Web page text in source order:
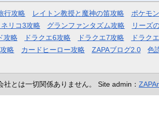
行攻略 レイトン教授と魔神の笛攻略 ポケモ
リコ3攻略 グランファンタズム攻略 リーズ
攻略 ドラクエ6攻略 ドラクエ7攻略 ドラク
略 カードヒーロー攻略 ZAPAブログ2.0 色
とは一切関係ありません。 Site admin：